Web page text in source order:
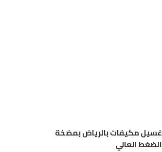
غسيل مكيفات بالرياض بمضخة
الضغط العالي